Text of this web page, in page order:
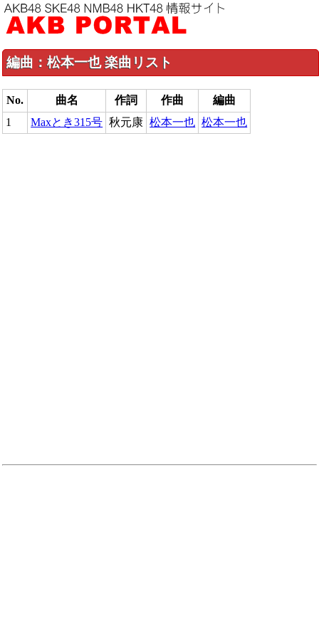
編曲：松本一也 楽曲リスト
No. 曲名 作詞 作曲
編曲
1
Maxとき315号 秋元康 松本一也 松本一也